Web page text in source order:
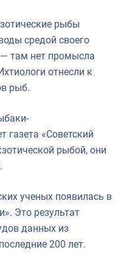
рыбы
средой своего
— там нет промысла
отнесли к
рыб.
газета «Советский
рыбой, они
ученых появилась в
Это результат
данных из
200 лет.